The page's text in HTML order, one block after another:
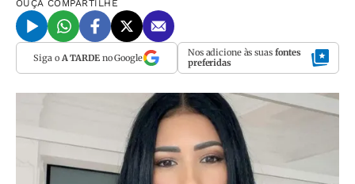
OUÇA COMPARTILHE
Siga o A TARDEno Google Nos adicione às suas fontes
preferidas